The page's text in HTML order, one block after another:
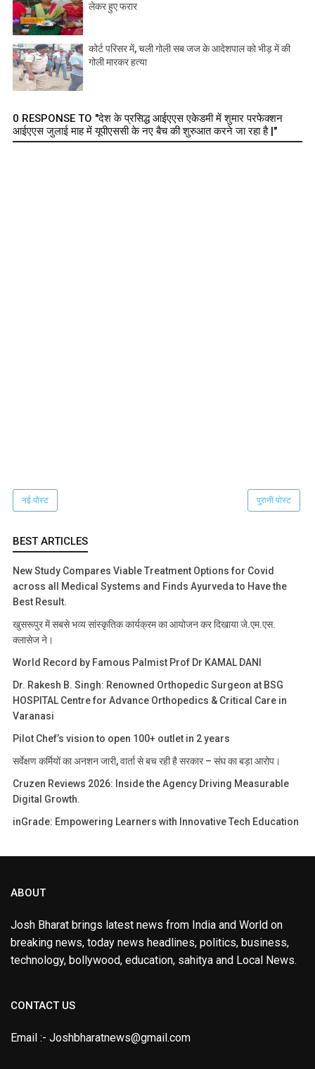
लेकर हुए फरार
कोर्ट परिसर में, चली गोली सब जज के आदेशपाल को भीड़ में की
गोली मारकर हत्या
0 RESPONSE TO "देश के प्रसिद्ध आईएएस एकेडमी में शुमार परफेक्शन
आईएएस जुलाई माह में यूपीएससी के नए बैच की शुरुआत करने जा रहा है |"
नई पोस्ट पुरानी पोस्ट
BEST ARTICLES
New Study Compares Viable Treatment Options for Covid
across all Medical Systems and Finds Ayurveda to Have the
Best Result.
खुसरूपुर में सबसे भव्य सांस्कृतिक कार्यक्रम का आयोजन कर दिखाया जे.एम.एस.
क्लासेज ने।
World Record by Famous Palmist Prof Dr KAMAL DANI
Dr. Rakesh B. Singh: Renowned Orthopedic Surgeon at BSG
HOSPITAL Centre for Advance Orthopedics & Critical Care in
Varanasi
Pilot Chef’s vision to open 100+ outlet in 2 years
सर्वेक्षण कर्मियों का अनशन जारी, वार्ता से बच रही है सरकार – संघ का बड़ा आरोप।
Cruzen Reviews 2026: Inside the Agency Driving Measurable
Digital Growth.
inGrade: Empowering Learners with Innovative Tech Education
ABOUT
Josh Bharat brings latest news from India and World on
breaking news, today news headlines, politics, business,
technology, bollywood, education, sahitya and Local News.
CONTACT US
Email :- Joshbharatnews@gmail.com